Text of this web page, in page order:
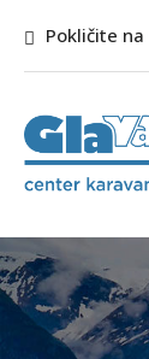
Pokličite na